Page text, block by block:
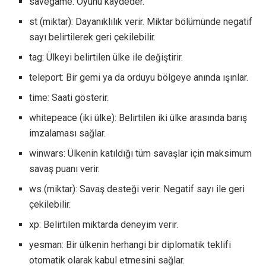
st (miktar): Dayanıklılık verir. Miktar bölümünde negatif
sayı belirtilerek geri çekilebilir.
tag: Ülkeyi belirtilen ülke ile değiştirir.
teleport: Bir gemi ya da orduyu bölgeye anında ışınlar.
time: Saati gösterir.
whitepeace (iki ülke): Belirtilen iki ülke arasında barış
imzalaması sağlar.
winwars: Ülkenin katıldığı tüm savaşlar için maksimum
savaş puanı verir.
ws (miktar): Savaş desteği verir. Negatif sayı ile geri
çekilebilir.
xp: Belirtilen miktarda deneyim verir.
yesman: Bir ülkenin herhangi bir diplomatik teklifi
otomatik olarak kabul etmesini sağlar.